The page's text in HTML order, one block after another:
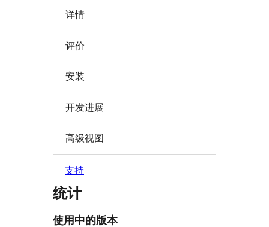
详情
评价
安装
开发进展
高级视图
支持
统计
使用中的版本